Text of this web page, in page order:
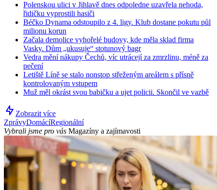
Polenskou ulici v Jihlavě dnes odpoledne uzavřela nehoda,
řidičku vyprostili hasiči
Béčko Dynama odstoupilo z 4. ligy. Klub dostane pokutu půl
milionu korun
Začala demolice vyhořelé budovy, kde měla sklad firma
Vasky. Dům „ukusuje“ stotunový bagr
Vedra mění nákupy Čechů, víc utrácejí za zmrzlinu, méně za
pečení
Letiště Líně se stalo nonstop střeženým areálem s přísně
kontrolovaným vstupem
Muž měl okrást svou babičku a ujet policii. Skončil ve vazbě
Zobrazit více
ZprávyDomácíRegionální
Vybrali jsme pro vás Magazíny a zajímavosti